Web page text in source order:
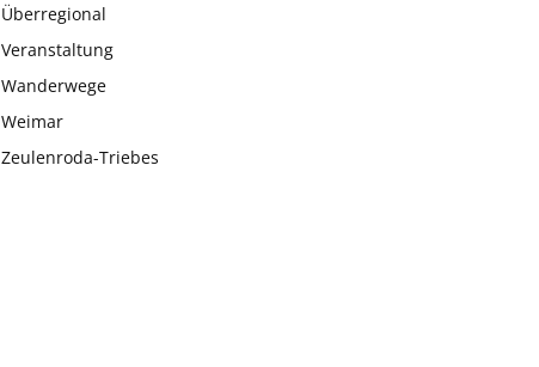
Überregional
Veranstaltung
Wanderwege
Weimar
Zeulenroda-Triebes